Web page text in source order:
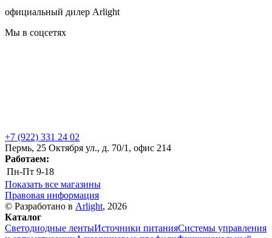
официальный дилер Arlight
Мы в соцсетях
+7 (922) 331 24 02
Пермь, 25 Октября ул., д. 70/1, офис 214
Работаем:
Пн-Пт 9-18
Показать все магазины
Правовая информация
© Разработано в Arlight, 2026
Каталог
Светодиодные лентыИсточники питанияСистемы управления